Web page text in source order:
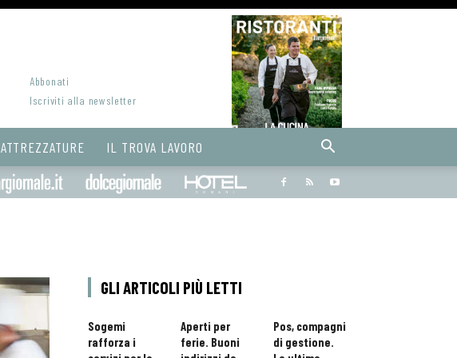
Abbonati
Iscriviti alla newsletter
ATTREZZATURE IL TROVA LAVORO
Bargiornale dolcegiornale
GLI ARTICOLI PIÙ LETTI
Sogemi
rafforza i
Aperti per
ferie. Buoni
Pos, compagni
di gestione.